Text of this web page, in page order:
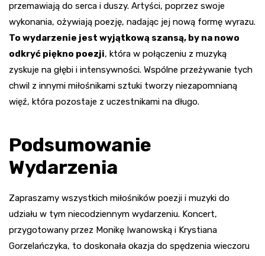
przemawiają do serca i duszy. Artyści, poprzez swoje
wykonania, ożywiają poezję, nadając jej nową formę wyrazu.
To wydarzenie jest wyjątkową szansą, by na nowo
odkryć piękno poezji, która w połączeniu z muzyką
zyskuje na głębi i intensywności. Wspólne przeżywanie tych
chwil z innymi miłośnikami sztuki tworzy niezapomnianą
więź, która pozostaje z uczestnikami na długo.
Podsumowanie
Wydarzenia
Zapraszamy wszystkich miłośników poezji i muzyki do
udziału w tym niecodziennym wydarzeniu. Koncert,
przygotowany przez Monikę Iwanowską i Krystiana
Gorzelańczyka, to doskonała okazja do spędzenia wieczoru